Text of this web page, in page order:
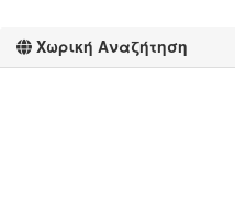
Χωρική Αναζήτηση